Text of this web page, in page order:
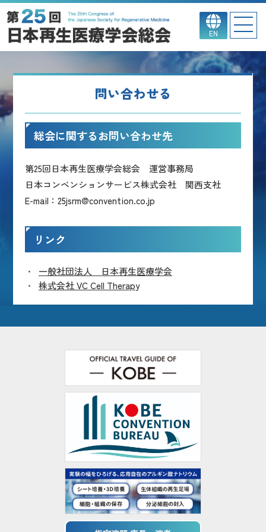
EN
問い合わせる
総会に関するお問い合わせ先
第25回日本再生医療学会総会 運営事務局
日本コンベンションサービス株式会社 関西支社
E-mail：25jsrm@convention.co.jp
リンク
一般社団法人 日本再生医療学会
株式会社 VC Cell Therapy